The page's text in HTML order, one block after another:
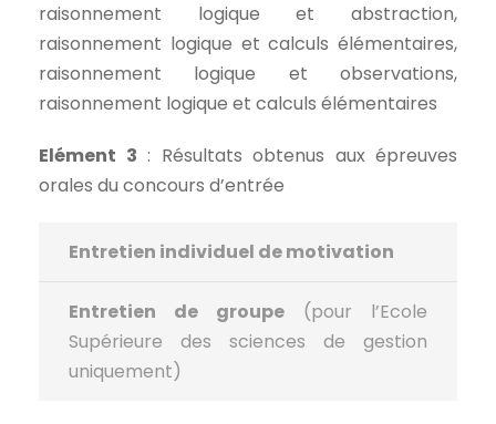
raisonnement logique et abstraction,
raisonnement logique et calculs élémentaires,
raisonnement logique et observations,
raisonnement logique et calculs élémentaires
Elément 3 : Résultats obtenus aux épreuves
orales du concours d’entrée
Entretien individuel de motivation
Entretien de groupe (pour l’Ecole
Supérieure des sciences de gestion
uniquement)